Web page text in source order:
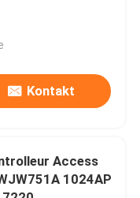
Kontakt
Access
1024AP